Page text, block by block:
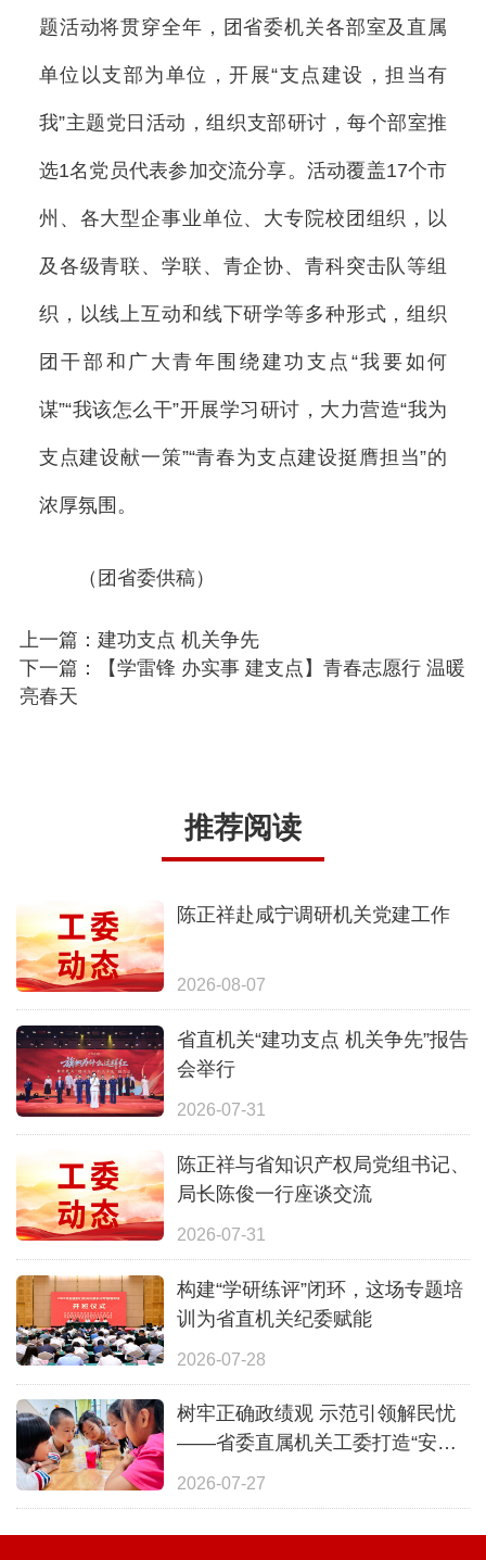
题活动将贯穿全年，团省委机关各部室及直属
单位以支部为单位，开展“支点建设，担当有
我”主题党日活动，组织支部研讨，每个部室推
选1名党员代表参加交流分享。活动覆盖17个市
州、各大型企事业单位、大专院校团组织，以
及各级青联、学联、青企协、青科突击队等组
织，以线上互动和线下研学等多种形式，组织
团干部和广大青年围绕建功支点“我要如何
谋”“我该怎么干”开展学习研讨，大力营造“我为
支点建设献一策”“青春为支点建设挺膺担当”的
浓厚氛围。
（团省委供稿）
上一篇：建功支点 机关争先
下一篇：【学雷锋 办实事 建支点】青春志愿行 温暖
亮春天
推荐阅读
陈正祥赴咸宁调研机关党建工作
2026-08-07
省直机关“建功支点 机关争先”报告
会举行
2026-07-31
陈正祥与省知识产权局党组书记、
局长陈俊一行座谈交流
2026-07-31
构建“学研练评”闭环，这场专题培
训为省直机关纪委赋能
2026-07-28
树牢正确政绩观 示范引领解民忧
——省委直属机关工委打造“安心
一夏”全覆盖暑期照护体系
2026-07-27